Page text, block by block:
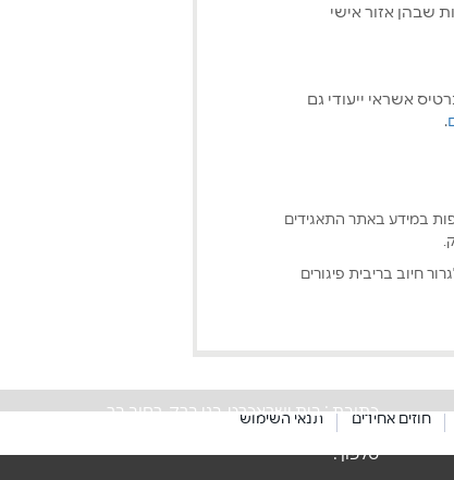
שבהן אזור אישי
אשראי ייעודי גם
.
במידע באתר התאגידים
חיוב בריבית פיגורים
חוזים אחידים תנאי השימוש
כתובת : בית ישראכרט, בני ברק, רחוב בר
כוכבא 12
טלפון :